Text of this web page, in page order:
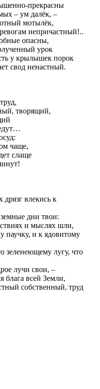
прекрасны
– ум далёк, –
мотылёк,
непричастный!..
опасны,
урок
у крылышек порок
свод ненастный.
творящий,
чаще,
слаще
влекись к
дни твои:
и мыслях шли,
паучку, и к ядовитому
зеленеющему лугу, что
лучи свои, –
блага всей Земли,
собственный, труд